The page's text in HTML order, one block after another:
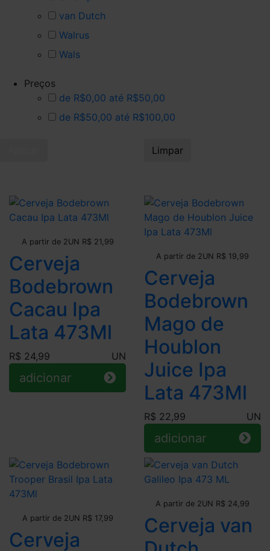
van Dutch
Walrus
Wals
Preços
de R$0,00 até R$50,00
de R$50,00 até R$100,00
Limpar
A partir de 2UN R$ 21,99
Cerveja
Bodebrown
Cacau Ipa
Lata 473Ml
R$ 24,99 UN
adicionar
A partir de 2UN R$ 19,99
Cerveja
Bodebrown
Mago de
Houblon
Juice Ipa
Lata 473Ml
R$ 22,99 UN
adicionar
A partir de 2UN R$ 17,99
Cerveja
A partir de 2UN R$ 24,99
Cerveja van